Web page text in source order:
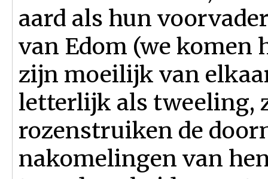
aard als hun
van Edom (we komen
zijn moeilijk van
letterlijk als tweeling,
rozenstruiken de
nakomelingen van